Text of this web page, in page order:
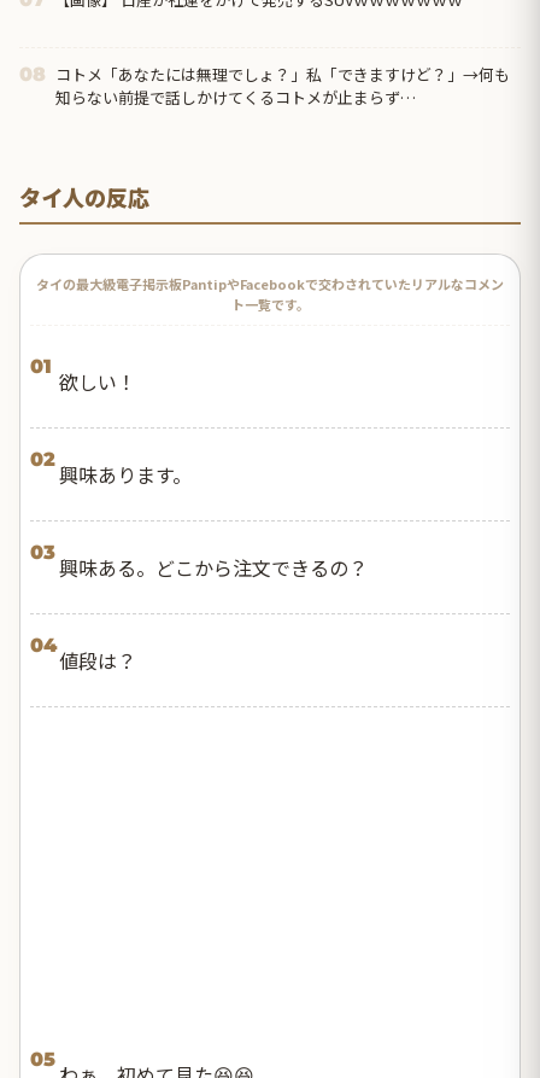
08
コトメ「あなたには無理でしょ？」私「できますけど？」→何も
知らない前提で話しかけてくるコトメが止まらず…
タイ人の反応
タイの最大級電子掲示板PantipやFacebookで交わされていたリアルなコメン
ト一覧です。
01
欲しい！
02
興味あります。
03
興味ある。どこから注文できるの？
04
値段は？
05